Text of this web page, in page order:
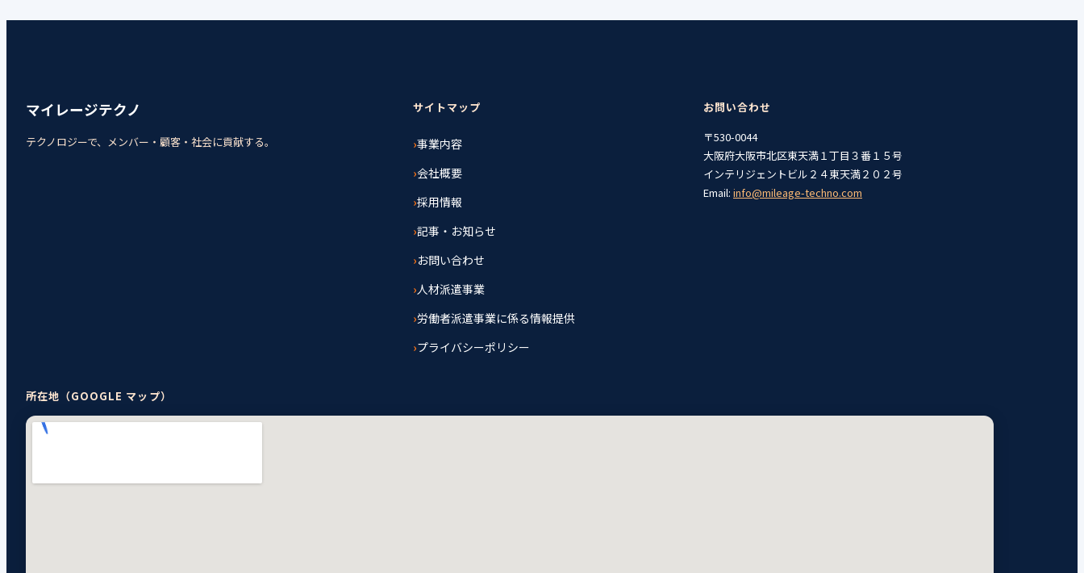
マイレージテクノ
テクノロジーで、メンバー・顧客・社会に貢献する。
サイトマップ
事業内容
会社概要
採用情報
記事・お知らせ
お問い合わせ
人材派遣事業
労働者派遣事業に係る情報提供
プライバシーポリシー
お問い合わせ
〒530-0044
大阪府大阪市北区東天満１丁目３番１５号
インテリジェントビル２４東天満２０２号
Email: info@mileage-techno.com
所在地（GOOGLE マップ）